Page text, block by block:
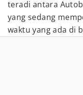
teradi antara
yang sedang
waktu yang ada di